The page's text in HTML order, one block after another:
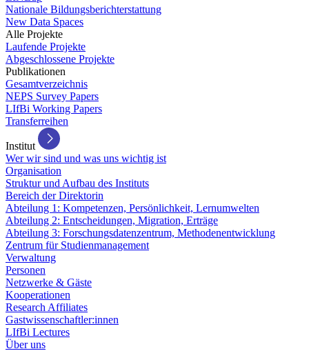
Nationale Bildungsberichterstattung
New Data Spaces
Alle Projekte
Laufende Projekte
Abgeschlossene Projekte
Publikationen
Gesamtverzeichnis
NEPS Survey Papers
LIfBi Working Papers
Transferreihen
Institut
Wer wir sind und was uns wichtig ist
Organisation
Struktur und Aufbau des Instituts
Bereich der Direktorin
Abteilung 1: Kompetenzen, Persönlichkeit, Lernumwelten
Abteilung 2: Entscheidungen, Migration, Erträge
Abteilung 3: Forschungsdatenzentrum, Methodenentwicklung
Zentrum für Studienmanagement
Verwaltung
Personen
Netzwerke & Gäste
Kooperationen
Research Affiliates
Gastwissenschaftler:innen
LIfBi Lectures
Über uns